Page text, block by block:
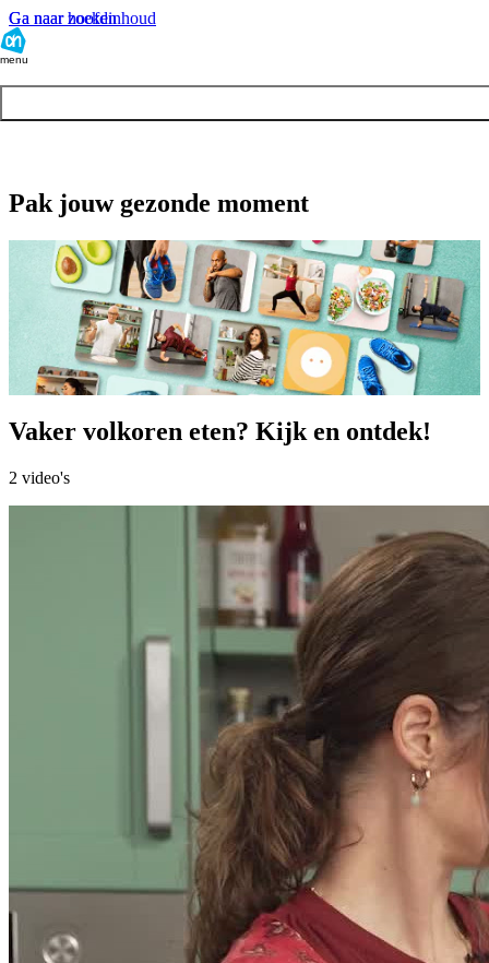
Ga naar hoofdinhoud
Ga naar zoeken
menu
Pak jouw gezonde moment
Vaker volkoren eten? Kijk en ontdek!
2 video's